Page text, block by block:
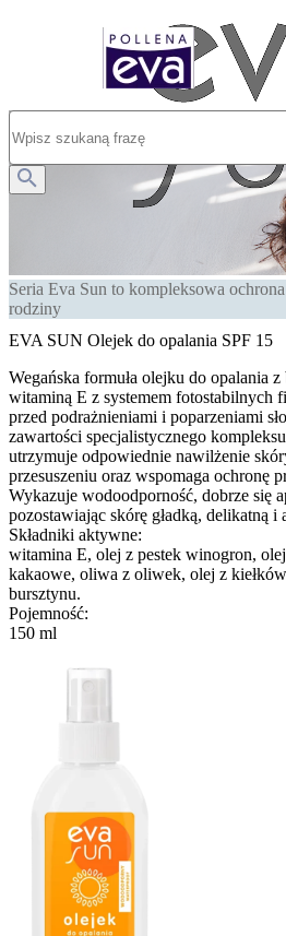
Seria Eva Sun to kompleksowa ochrona
rodziny
EVA SUN Olejek do opalania SPF 15
Wegańska formuła olejku do opalania
witaminą E z systemem
przed podrażnieniami i poparzeniami
zawartości specjalistycznego
utrzymuje odpowiednie nawilżenie
przesuszeniu oraz wspomaga ochronę
Wykazuje wodoodporność, dobrze się
pozostawiając skórę gładką, delikatną
Składniki aktywne:
witamina E, olej z pestek winogron,
kakaowe, oliwa z oliwek, olej z
bursztynu.
Pojemność:
150 ml